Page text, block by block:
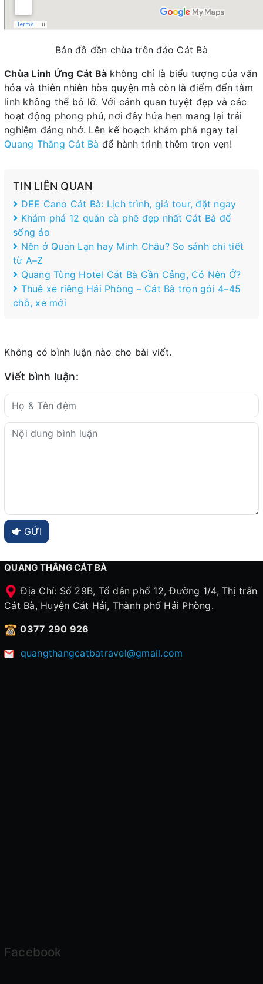
Bản đồ đền chùa trên đảo Cát Bà
Chùa Linh Ứng Cát Bà không chỉ là biểu tượng của văn
hóa và thiên nhiên hòa quyện mà còn là điểm đến tâm
linh không thể bỏ lỡ. Với cảnh quan tuyệt đẹp và các
hoạt động phong phú, nơi đây hứa hẹn mang lại trải
nghiệm đáng nhớ. Lên kế hoạch khám phá ngay tại
Quang Thắng Cát Bà để hành trình thêm trọn vẹn!
TIN LIÊN QUAN
DEE Cano Cát Bà: Lịch trình, giá tour, đặt ngay
Khám phá 12 quán cà phê đẹp nhất Cát Bà để
sống ảo
Nên ở Quan Lạn hay Minh Châu? So sánh chi tiết
từ A–Z
Quang Tùng Hotel Cát Bà Gần Cảng, Có Nên Ở?
Thuê xe riêng Hải Phòng – Cát Bà trọn gói 4–45
chỗ, xe mới
Không có bình luận nào cho bài viết.
Viết bình luận:
GỬI
QUANG THẮNG CÁT BÀ
Địa Chỉ: Số 29B, Tổ dân phố 12, Đường 1/4, Thị trấn
Cát Bà, Huyện Cát Hải, Thành phố Hải Phòng.
0377 290 926
quangthangcatbatravel@gmail.com
Facebook